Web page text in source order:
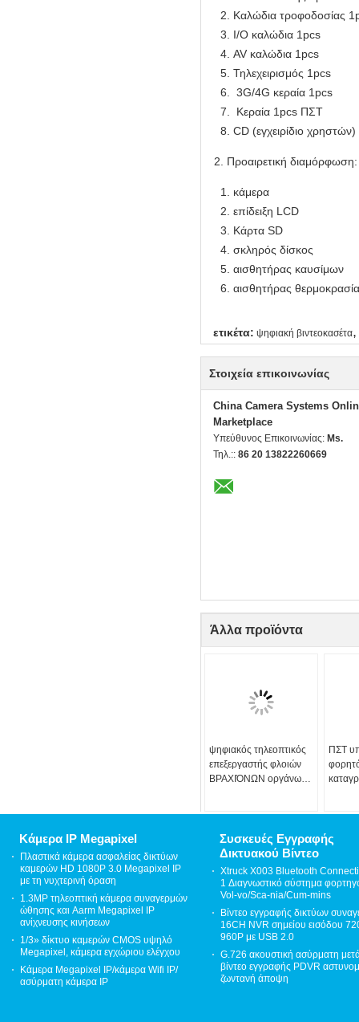
Καλώδια τροφοδοσίας
I/O καλώδια 1pcs
AV καλώδια 1pcs
Τηλεχειρισμός 1pcs
3G/4G κεραία 1pcs
Κεραία 1pcs ΠΣΤ
CD (εγχειρίδιο
2. Προαιρετική διαμόρφωση:
κάμερα
επίδειξη LCD
Κάρτα SD
σκληρός δίσκος
αισθητήρας καυσίμων
αισθητήρας
ετικέτα: ψηφιακή βιντεοκασέτα,
Στοιχεία επικοινωνίας
China Camera Systems
Marketplace
Υπεύθυνος Επικοινωνίας: Ms.
Τηλ.:: 86 20 13822260669
Άλλα προϊόντα
ψηφιακός τηλεοπτικός
επεξεργαστής φλοιών
ΒΡΑΧΙΌΝΩΝ οργάνων
ΠΣΤ
Κάμερα IP Megapixel
Πλαστικά κάμερα ασφαλείας δικτύων
καμερών HD 1080P 3.0 Megapixel IP
με τη νυχτερινή όραση
1.3MP τηλεοπτική κάμερα συναγερμών
ώθησης και Aarm Megapixel IP
ανίχνευσης κινήσεων
1/3» δίκτυο καμερών CMOS υψηλό
Megapixel, κάμερα εγχώριου ελέγχου
Κάμερα Megapixel IP/κάμερα Wifi IP/
ασύρματη κάμερα IP
Συσκευές Εγγραφής
Δικτυακού Βίντεο
Xtruck X003 Bluetooth
1 Διαγνωστικό σύστημα
Vol-vo/Sca-nia/Cum-mins
Βίντεο εγγραφής δικτύων
16CH NVR σημείου εισόδου
960P με USB 2.0
G.726 ακουστική ασύρματη
βίντεο εγγραφής PDVR
ζωντανή άποψη